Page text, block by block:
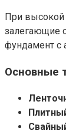
При высокой
залегающие
фундамент с
Основные